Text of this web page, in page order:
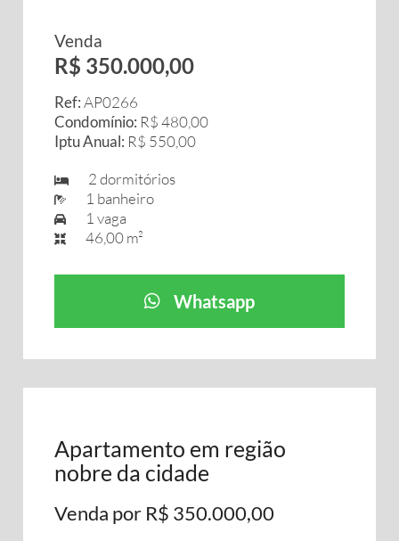
Venda
R$ 350.000,00
Ref:AP0266
Condomínio: R$ 480,00
Iptu Anual: R$ 550,00
2 dormitórios
1 banheiro
1 vaga
46,00 m²
Whatsapp
Apartamento em região
nobre da cidade
Venda por R$ 350.000,00